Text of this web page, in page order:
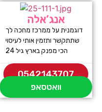
אנג’אלה
דוגמנית על ממרכז מחכה לך
שתתקשר ותזמין אותי לעיסוי
הכי מפנק בארץ גיל 24
0542143707
וואטסאפ